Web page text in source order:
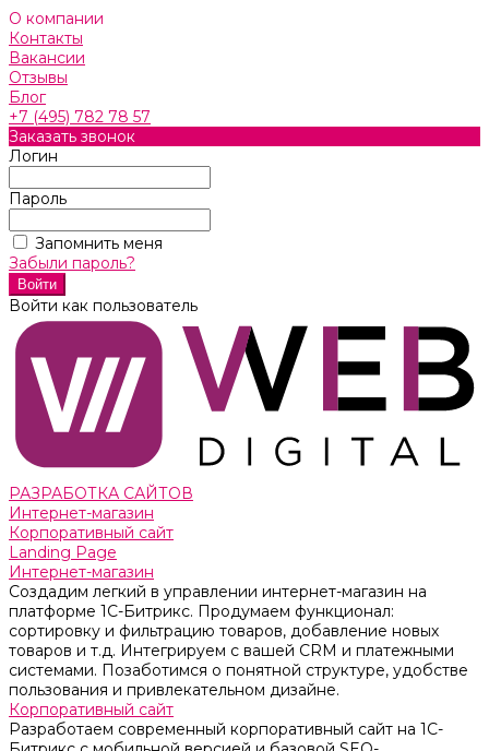
О компании
Контакты
Вакансии
Отзывы
Блог
+7 (495) 782 78 57
Заказать звонок
Логин
Пароль
Запомнить меня
Забыли пароль?
Войти как пользователь
РАЗРАБОТКА САЙТОВ
Интернет-магазин
Корпоративный сайт
Landing Page
Интернет-магазин
Создадим легкий в управлении интернет-магазин на
платформе 1С-Битрикс. Продумаем функционал:
сортировку и фильтрацию товаров, добавление новых
товаров и т.д. Интегрируем с вашей CRM и платежными
системами. Позаботимся о понятной структуре, удобстве
пользования и привлекательном дизайне.
Корпоративный сайт
Разработаем современный корпоративный сайт на 1С-